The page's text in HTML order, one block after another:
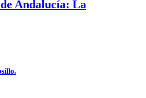
Andalucía: La